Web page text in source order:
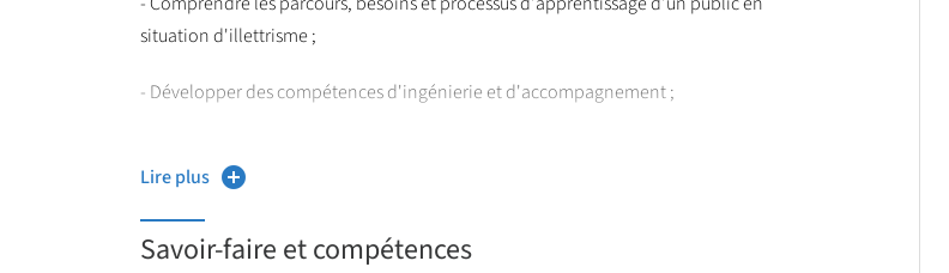
situation d'illettrisme ;
- Développer des compétences d'ingénierie et d'accompagnement ;
Lire plus
Savoir-faire et compétences